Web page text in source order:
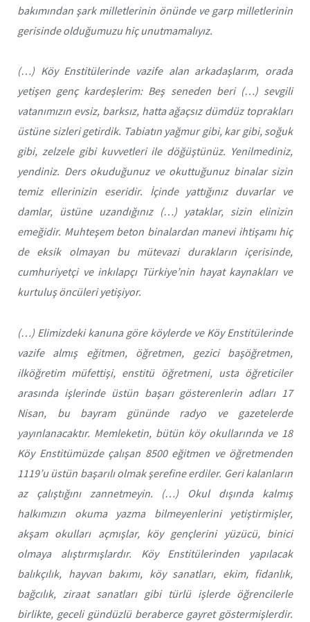
bakımından şark milletlerinin önünde ve garp milletlerinin
gerisinde olduğumuzu hiç unutmamalıyız.
(…) Köy Enstitülerinde vazife alan arkadaşlarım, orada
yetişen genç kardeşlerim: Beş seneden beri (…) sevgili
vatanımızın evsiz, barksız, hatta ağaçsız dümdüz toprakları
üstüne sizleri getirdik. Tabiatın yağmur gibi, kar gibi, soğuk
gibi, zelzele gibi kuvvetleri ile döğüştünüz. Yenilmediniz,
yendiniz. Ders okuduğunuz ve okuttuğunuz binalar sizin
temiz ellerinizin eseridir. İçinde yattığınız duvarlar ve
damlar, üstüne uzandığınız (…) yataklar, sizin elinizin
emeğidir. Muhteşem beton binalardan manevi ihtişamı hiç
de eksik olmayan bu mütevazi durakların içerisinde,
cumhuriyetçi ve inkılapçı Türkiye’nin hayat kaynakları ve
kurtuluş öncüleri yetişiyor.
(…) Elimizdeki kanuna göre köylerde ve Köy Enstitülerinde
vazife almış eğitmen, öğretmen, gezici başöğretmen,
ilköğretim müfettişi, enstitü öğretmeni, usta öğreticiler
arasında işlerinde üstün başarı gösterenlerin adları 17
Nisan, bu bayram gününde radyo ve gazetelerde
yayınlanacaktır. Memleketin, bütün köy okullarında ve 18
Köy Enstitümüzde çalışan 8500 eğitmen ve öğretmenden
1119’u üstün başarılı olmak şerefine erdiler. Geri kalanların
az çalıştığını zannetmeyin. (…) Okul dışında kalmış
halkımızın okuma yazma bilmeyenlerini yetiştirmişler,
akşam okulları açmışlar, köy gençlerini yüzücü, binici
olmaya alıştırmışlardır. Köy Enstitülerinden yapılacak
balıkçılık, hayvan bakımı, köy sanatları, ekim, fidanlık,
bağcılık, ziraat sanatları gibi türlü işlerde öğrencilerle
birlikte, geceli gündüzlü beraberce gayret göstermişlerdir.